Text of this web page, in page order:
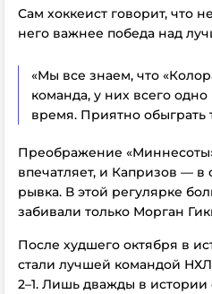
Сам хоккеист говорит, что
него важнее победа над
«Мы все знаем, что
команда, у них всего
время. Приятно обыграть
Преображение
впечатляет, и Капризов — в
рывка. В этой регулярке
забивали только Морган
После худшего октября в
стали лучшей командой НХЛ
2–1. Лишь дважды в